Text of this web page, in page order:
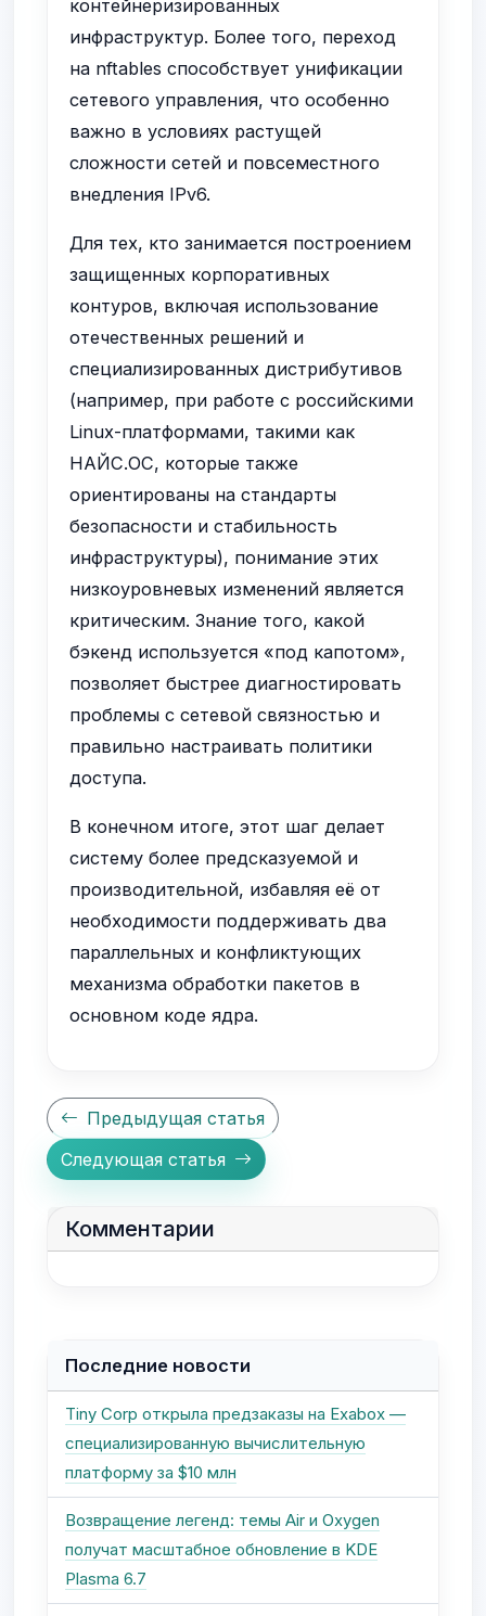
контейнеризированных
инфраструктур. Более того, переход
на nftables способствует унификации
сетевого управления, что особенно
важно в условиях растущей
сложности сетей и повсеместного
внедления IPv6.
Для тех, кто занимается построением
защищенных корпоративных
контуров, включая использование
отечественных решений и
специализированных дистрибутивов
(например, при работе с российскими
Linux-платформами, такими как
НАЙС.ОС, которые также
ориентированы на стандарты
безопасности и стабильность
инфраструктуры), понимание этих
низкоуровневых изменений является
критическим. Знание того, какой
бэкенд используется «под капотом»,
позволяет быстрее диагностировать
проблемы с сетевой связностью и
правильно настраивать политики
доступа.
В конечном итоге, этот шаг делает
систему более предсказуемой и
производительной, избавляя её от
необходимости поддерживать два
параллельных и конфликтующих
механизма обработки пакетов в
основном коде ядра.
Предыдущая статья
Следующая статья
Комментарии
Последние новости
Tiny Corp открыла предзаказы на Exabox —
специализированную вычислительную
платформу за $10 млн
Возвращение легенд: темы Air и Oxygen
получат масштабное обновление в KDE
Plasma 6.7